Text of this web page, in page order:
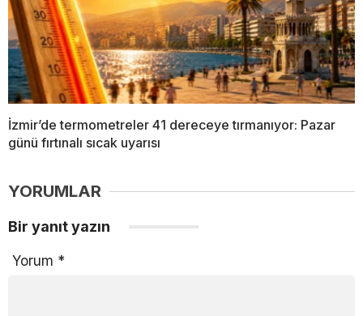
İzmir’de termometreler 41 dereceye tırmanıyor: Pazar
günü fırtınalı sıcak uyarısı
YORUMLAR
Bir yanıt yazın
Yorum *